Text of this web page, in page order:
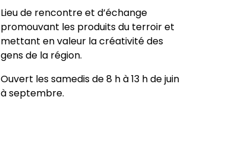
Lieu de rencontre et d’échange
promouvant les produits du terroir et
mettant en valeur la créativité des
gens de la région.
Ouvert les samedis de 8 h à 13 h de juin
à septembre.